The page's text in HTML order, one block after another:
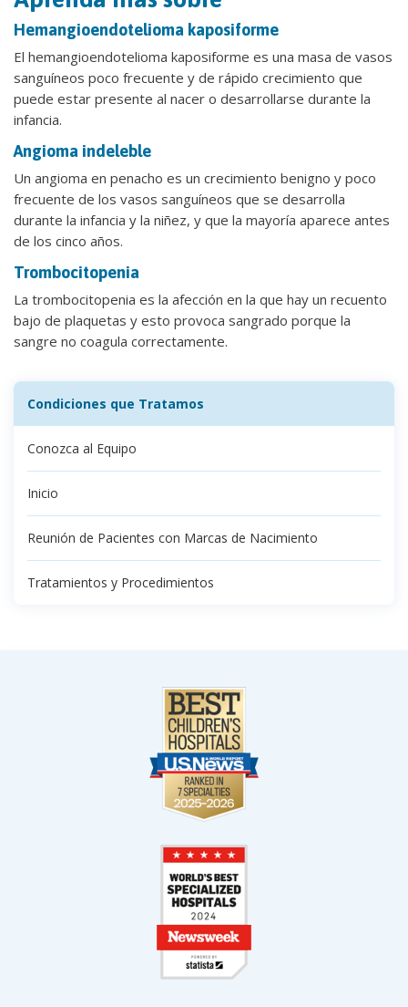
Hemangioendotelioma kaposiforme
El hemangioendotelioma kaposiforme es una masa de vasos
sanguíneos poco frecuente y de rápido crecimiento que
puede estar presente al nacer o desarrollarse durante la
infancia.
Angioma indeleble
Un angioma en penacho es un crecimiento benigno y poco
frecuente de los vasos sanguíneos que se desarrolla
durante la infancia y la niñez, y que la mayoría aparece antes
de los cinco años.
Trombocitopenia
La trombocitopenia es la afección en la que hay un recuento
bajo de plaquetas y esto provoca sangrado porque la
sangre no coagula correctamente.
Condiciones que Tratamos
Conozca al Equipo
Inicio
Reunión de Pacientes con Marcas de Nacimiento
Tratamientos y Procedimientos